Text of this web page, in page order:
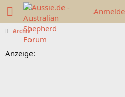
Archiv
Anzeige: